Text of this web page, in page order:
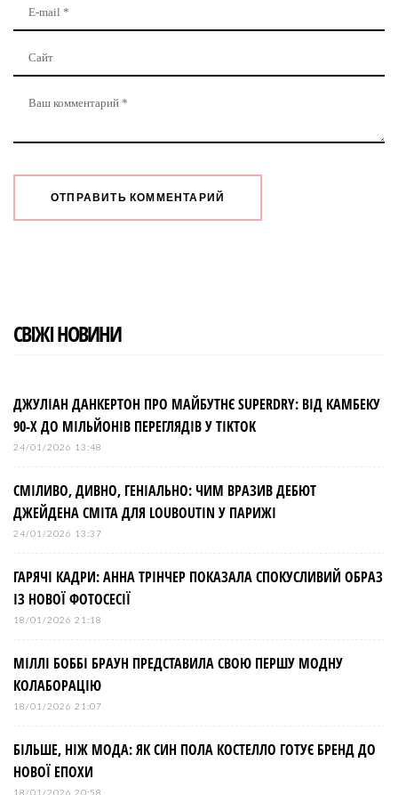
СВІЖІ НОВИНИ
ДЖУЛІАН ДАНКЕРТОН ПРО МАЙБУТНЄ SUPERDRY: ВІД КАМБЕКУ
90-Х ДО МІЛЬЙОНІВ ПЕРЕГЛЯДІВ У TIKTOK
24/01/2026 13:48
СМІЛИВО, ДИВНО, ГЕНІАЛЬНО: ЧИМ ВРАЗИВ ДЕБЮТ
ДЖЕЙДЕНА СМІТА ДЛЯ LOUBOUTIN У ПАРИЖІ
24/01/2026 13:37
ГАРЯЧІ КАДРИ: АННА ТРІНЧЕР ПОКАЗАЛА СПОКУСЛИВИЙ ОБРАЗ
ІЗ НОВОЇ ФОТОСЕСІЇ
18/01/2026 21:18
МІЛЛІ БОББІ БРАУН ПРЕДСТАВИЛА СВОЮ ПЕРШУ МОДНУ
КОЛАБОРАЦІЮ
18/01/2026 21:07
БІЛЬШЕ, НІЖ МОДА: ЯК СИН ПОЛА КОСТЕЛЛО ГОТУЄ БРЕНД ДО
НОВОЇ ЕПОХИ
18/01/2026 20:58